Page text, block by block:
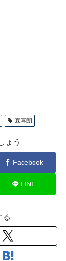
森喜朗
ょう
Facebook
LINE
る